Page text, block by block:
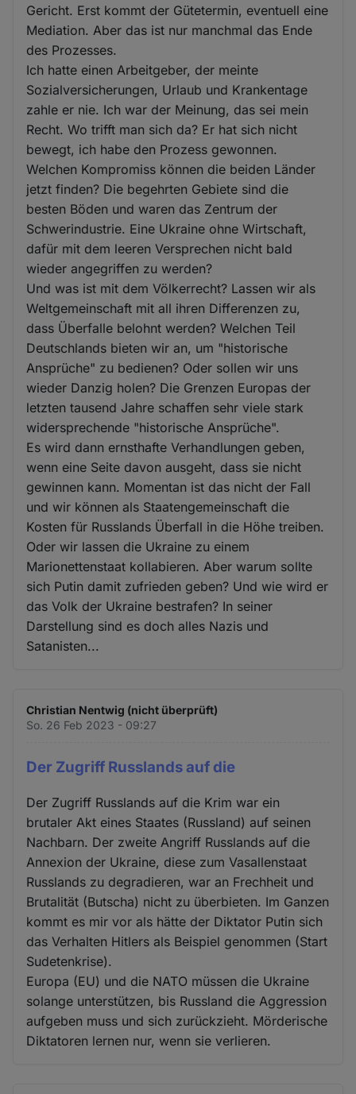
Gericht. Erst kommt der Gütetermin, eventuell eine
Mediation. Aber das ist nur manchmal das Ende
des Prozesses.
Ich hatte einen Arbeitgeber, der meinte
Sozialversicherungen, Urlaub und Krankentage
zahle er nie. Ich war der Meinung, das sei mein
Recht. Wo trifft man sich da? Er hat sich nicht
bewegt, ich habe den Prozess gewonnen.
Welchen Kompromiss können die beiden Länder
jetzt finden? Die begehrten Gebiete sind die
besten Böden und waren das Zentrum der
Schwerindustrie. Eine Ukraine ohne Wirtschaft,
dafür mit dem leeren Versprechen nicht bald
wieder angegriffen zu werden?
Und was ist mit dem Völkerrecht? Lassen wir als
Weltgemeinschaft mit all ihren Differenzen zu,
dass Überfalle belohnt werden? Welchen Teil
Deutschlands bieten wir an, um "historische
Ansprüche" zu bedienen? Oder sollen wir uns
wieder Danzig holen? Die Grenzen Europas der
letzten tausend Jahre schaffen sehr viele stark
widersprechende "historische Ansprüche".
Es wird dann ernsthafte Verhandlungen geben,
wenn eine Seite davon ausgeht, dass sie nicht
gewinnen kann. Momentan ist das nicht der Fall
und wir können als Staatengemeinschaft die
Kosten für Russlands Überfall in die Höhe treiben.
Oder wir lassen die Ukraine zu einem
Marionettenstaat kollabieren. Aber warum sollte
sich Putin damit zufrieden geben? Und wie wird er
das Volk der Ukraine bestrafen? In seiner
Darstellung sind es doch alles Nazis und
Satanisten...
Christian Nentwig (nicht überprüft)
So. 26 Feb 2023 - 09:27
Der Zugriff Russlands auf die
Der Zugriff Russlands auf die Krim war ein
brutaler Akt eines Staates (Russland) auf seinen
Nachbarn. Der zweite Angriff Russlands auf die
Annexion der Ukraine, diese zum Vasallenstaat
Russlands zu degradieren, war an Frechheit und
Brutalität (Butscha) nicht zu überbieten. Im Ganzen
kommt es mir vor als hätte der Diktator Putin sich
das Verhalten Hitlers als Beispiel genommen (Start
Sudetenkrise).
Europa (EU) und die NATO müssen die Ukraine
solange unterstützen, bis Russland die Aggression
aufgeben muss und sich zurückzieht. Mörderische
Diktatoren lernen nur, wenn sie verlieren.